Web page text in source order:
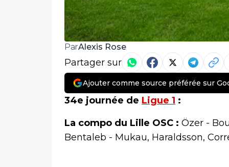
ParAlexis Rose
Partager sur
Ajouter comme source préférée sur
34e journée de Ligue 1 :
La compo du Lille OSC : Özer -
Bentaleb - Mukau, Haraldsson,